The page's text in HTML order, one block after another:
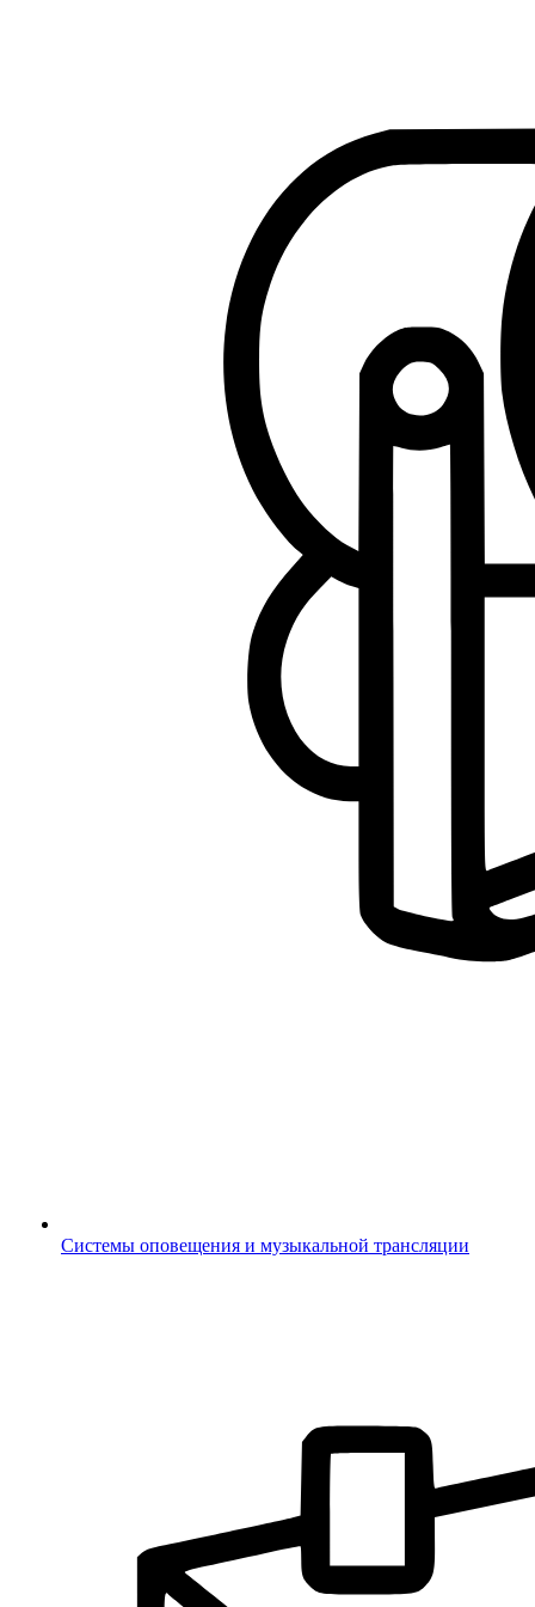
Системы оповещения и музыкальной трансляции